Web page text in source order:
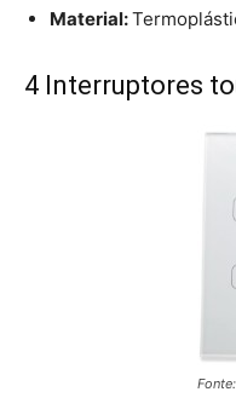
Material:
4 Interruptores